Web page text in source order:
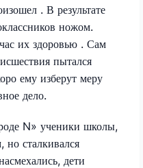
. В результате
ножом.
их здоровью . Сам
пытался
ему изберут меру
дело.
N» ученики школы,
сталкивался
дети